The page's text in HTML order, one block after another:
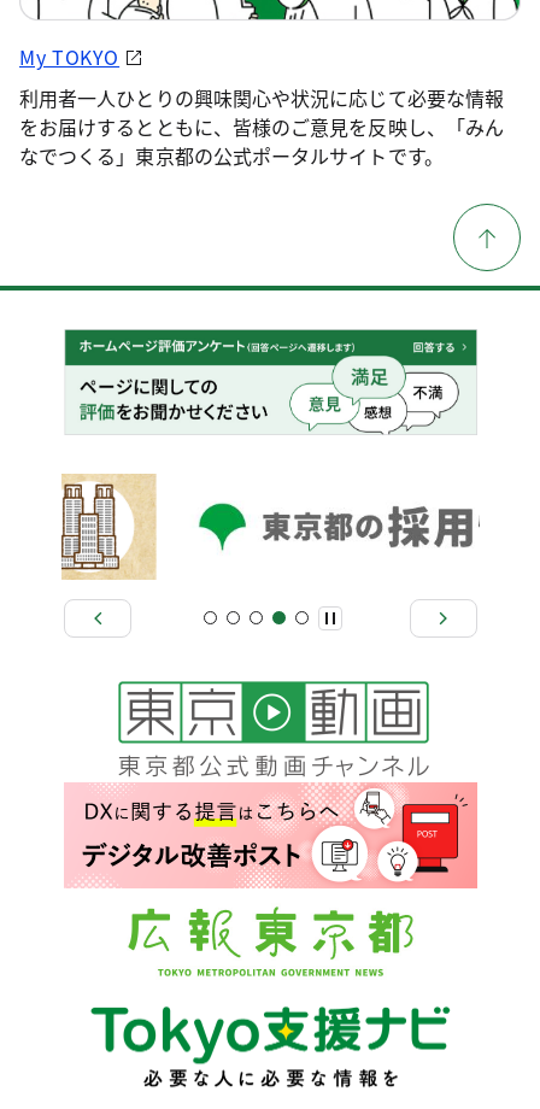
My TOKYO
利用者一人ひとりの興味関心や状況に応じて必要な情報
をお届けするとともに、皆様のご意見を反映し、「みん
なでつくる」東京都の公式ポータルサイトです。